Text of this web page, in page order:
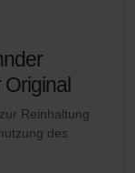
Reinhaltung
des